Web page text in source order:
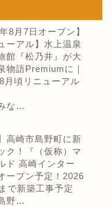
8月7日オープン】
ーアル】水上温泉
館『松乃井』が大
物語Premiumに｜
月頃リニューアル
な…
高崎市島野町に新
ク！『（仮称）マ
ド 高崎インター
ープン予定！2026
で新築工事予定
野…